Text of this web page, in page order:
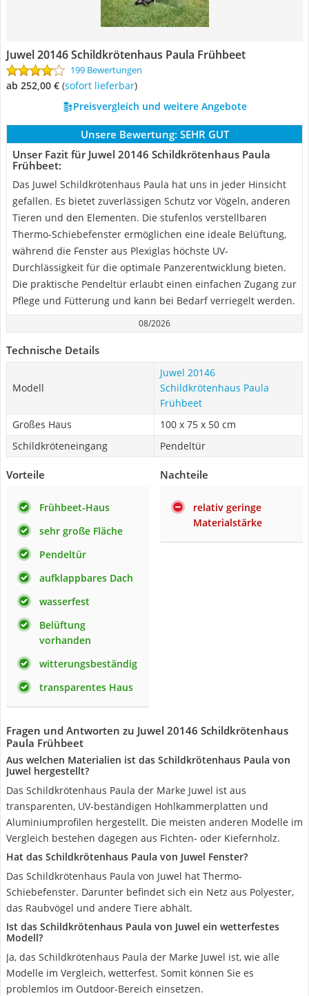
Juwel 20146 Schildkrötenhaus Paula Frühbeet
199 Bewertungen
ab 252,00 € ( Sofort lieferbar)
Preisvergleich und weitere Angebote
Unsere Bewertung: SEHR GUT
Unser Fazit für Juwel 20146 Schildkrötenhaus Paula
Frühbeet:
Das Juwel Schildkrötenhaus Paula hat uns in jeder Hinsicht
gefallen. Es bietet zuverlässigen Schutz vor Vögeln, anderen
Tieren und den Elementen. Die stufenlos verstellbaren
Thermo-Schiebefenster ermöglichen eine ideale Belüftung,
während die Fenster aus Plexiglas höchste UV-
Durchlässigkeit für die optimale Panzerentwicklung bieten.
Die praktische Pendeltür erlaubt einen einfachen Zugang zur
Pflege und Fütterung und kann bei Bedarf verriegelt werden.
08/2026
Technische Details
Modell
Juwel 20146
Schildkrötenhaus Paula
Frühbeet
Großes Haus
100 x 75 x 50 cm
Schildkröteneingang
Pendeltür
Vorteile
Frühbeet-Haus
sehr große Fläche
Pendeltür
aufklappbares Dach
wasserfest
Belüftung
vorhanden
witterungsbeständig
transparentes Haus
Nachteile
relativ geringe
Materialstärke
Fragen und Antworten zu Juwel 20146 Schildkrötenhaus
Paula Frühbeet
Aus welchen Materialien ist das Schildkrötenhaus Paula von
Juwel hergestellt?
Das Schildkrötenhaus Paula der Marke Juwel ist aus
transparenten, UV-beständigen Hohlkammerplatten und
Aluminiumprofilen hergestellt. Die meisten anderen Modelle im
Vergleich bestehen dagegen aus Fichten- oder Kiefernholz.
Hat das Schildkrötenhaus Paula von Juwel Fenster?
Das Schildkrötenhaus Paula von Juwel hat Thermo-
Schiebefenster. Darunter befindet sich ein Netz aus Polyester,
das Raubvögel und andere Tiere abhält.
Ist das Schildkrötenhaus Paula von Juwel ein wetterfestes
Modell?
Ja, das Schildkrötenhaus Paula der Marke Juwel ist, wie alle
Modelle im Vergleich, wetterfest. Somit können Sie es
problemlos im Outdoor-Bereich einsetzen.